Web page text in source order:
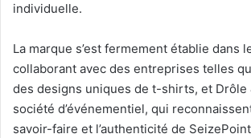
individuelle.
La marque s’est fermement établie dans
collaborant avec des entreprises telles
des designs uniques de t-shirts, et Drôle
société d’événementiel, qui
savoir-faire et l’authenticité de